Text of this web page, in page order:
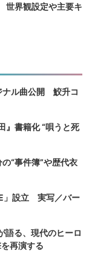
世界観設定や主要キ
ナル曲公開 鮫升コ
』書籍化 “唄うと死
“事件簿”や歴代衣
」設立 実写／バー
語る、現代のヒーロ
再演する